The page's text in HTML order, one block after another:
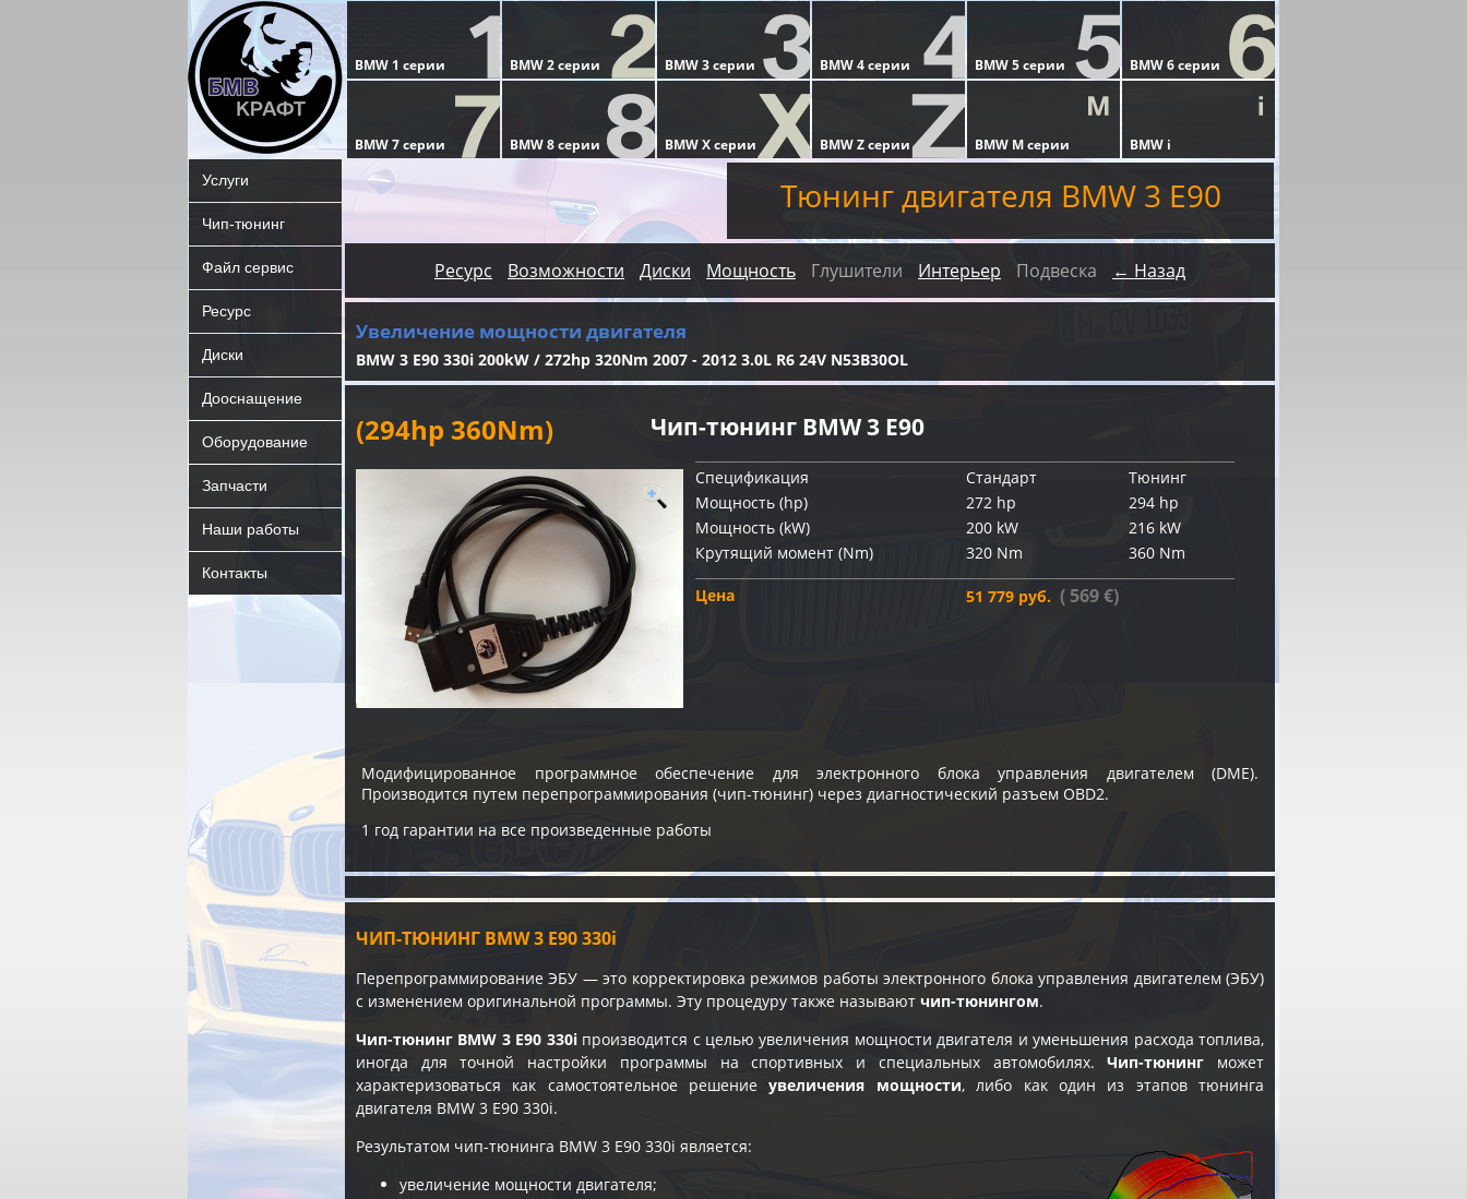
Услуги
Чип-тюнинг
Файл сервис
Ресурс
Диски
Дооснащение
Оборудование
Запчасти
Наши работы
Контакты
Тюнинг двигателя BMW 3 E90
Ресурс Возможности Диски Мощность Глушители Интерьер Подвеска ← Назад
Увеличение мощности двигателя
BMW 3 E90 330i 200kW / 272hp 320Nm 2007 - 2012 3.0L R6 24V N53B30OL
(294hp 360Nm) Чип-тюнинг BMW 3 E90
Спецификация Стандарт
Тюнинг
Мощность (hp)
272 hp
294 hp
Мощность (kW)
200 kW
216 kW
Крутящий момент (Nm)
320 Nm 360 Nm
Цена 51 779 руб. ( 569 €)
Модифицированное программное обеспечение для электронного блока управления двигателем (DME).
Производится путем перепрограммирования (чип-тюнинг) через диагностический разъем OBD2.
1 год гарантии на все произведенные работы
ЧИП-ТЮНИНГ BMW 3 E90 330i
Перепрограммирование ЭБУ — это корректировка режимов работы электронного блока управления двигателем (ЭБУ)
с изменением оригинальной программы. Эту процедуру также называют чип-тюнингом.
Чип-тюнинг BMW 3 E90 330iпроизводится с целью увеличения мощности двигателя и уменьшения расхода топлива,
иногда для точной настройки программы на спортивных и специальных автомобилях.Чип-тюнинг может
характеризоваться как самостоятельное решениеувеличения мощности, либо как один из этаповтюнинга
двигателя BMW 3 E90 330i.
Результатом чип-тюнинга BMW 3 E90 330i является:
увеличение мощности двигателя;